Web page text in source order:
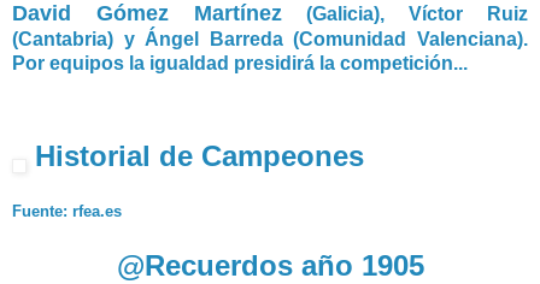
David Gómez Martínez (Galicia), Víctor Ruiz
(Cantabria) y Ángel Barreda (Comunidad Valenciana).
Por equipos la igualdad presidirá la competición...
Historial de Campeones
Fuente: rfea.es
@Recuerdos año 1905